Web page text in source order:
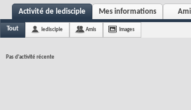
Activité de ledisciple Mes informations
Tout ledisciple Amis Images
Pas d'activité récente